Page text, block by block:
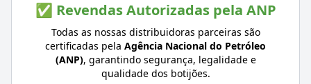
✅ Revendas Autorizadas pela ANP
Todas as nossas distribuidoras parceiras são
certificadas pela Agência Nacional do Petróleo
(ANP), garantindo segurança, legalidade e
qualidade dos botijões.